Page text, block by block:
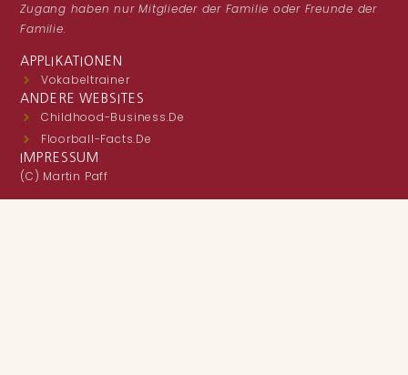
Zugang haben nur Mitglieder der Familie oder Freunde der
Familie.
APPLIKATIONEN
Vokabeltrainer
ANDERE WEBSITES
Childhood-Business.de
Floorball-Facts.de
IMPRESSUM
(C) Martin Paff